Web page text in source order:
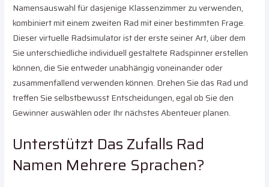
Namensauswahl für dasjenige Klassenzimmer zu verwenden,
kombiniert mit einem zweiten Rad mit einer bestimmten Frage.
Dieser virtuelle Radsimulator ist der erste seiner Art, über dem
Sie unterschiedliche individuell gestaltete Radspinner erstellen
können, die Sie entweder unabhängig voneinander oder
zusammenfallend verwenden können. Drehen Sie das Rad und
treffen Sie selbstbewusst Entscheidungen, egal ob Sie den
Gewinner auswählen oder Ihr nächstes Abenteuer planen.
Unterstützt Das Zufalls Rad
Namen Mehrere Sprachen?